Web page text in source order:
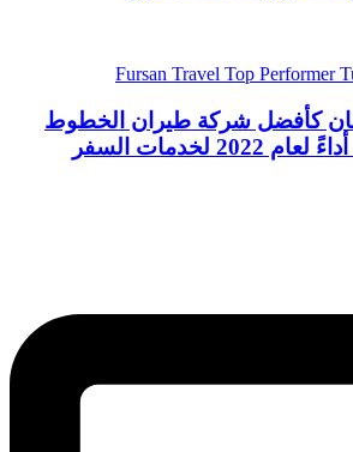
كأفضل شركة طيران الخطوط
الجوية التركية أداءً لعام 2022 لخدمات السفر